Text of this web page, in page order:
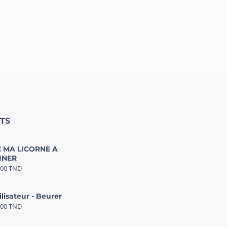
MA LICORNE A
TND
- Beurer
TND